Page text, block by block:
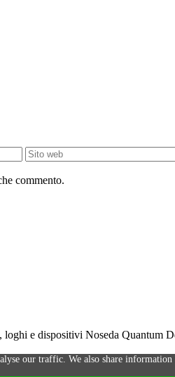
commento.
e dispositivi Noseda Quantum
our traffic. We also share